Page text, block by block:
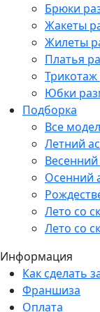
Брюки
Жакеты
Жилеты
Платья
Юбки
Подборка
Все
Летний
Осенний
Лето со
Лето со
Информация
Как сделать
Франшиза
Оплата